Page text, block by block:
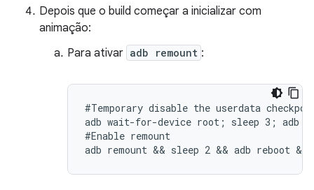
Depois que o build começar a inicializar com
animação:
Para ativar adb remount :
#Temporary disable the userdata
adb wait-for-device root; sleep 3; adb
#Enable remount
adb remount && sleep 2 && adb reboot